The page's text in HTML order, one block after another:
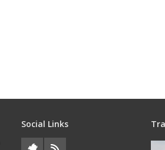
Social Links